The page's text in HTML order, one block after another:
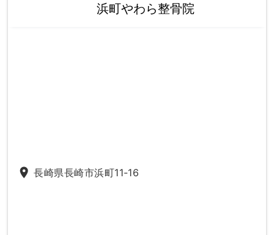
浜町やわら整骨院
place 長崎県長崎市浜町11-16